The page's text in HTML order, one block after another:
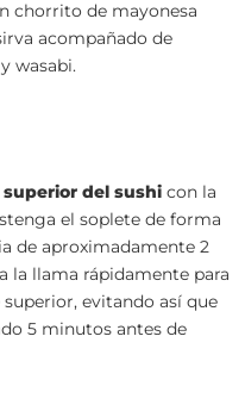
chorrito de mayonesa
acompañado de
wasabi.
del sushi con la
el soplete de forma
de aproximadamente 2
la llama rápidamente para
evitando así que
5 minutos antes de